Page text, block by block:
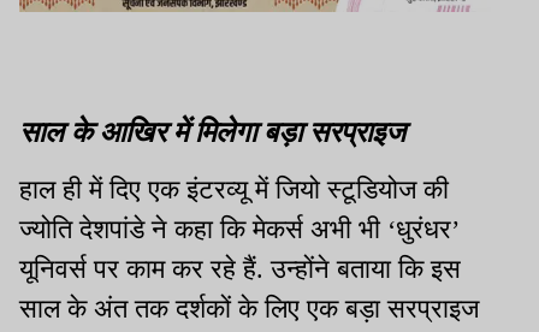
साल के आखिर में मिलेगा बड़ा सरप्राइज
हाल ही में दिए एक इंटरव्यू में जियो स्टूडियोज की
ज्योति देशपांडे ने कहा कि मेकर्स अभी भी ‘धुरंधर’
यूनिवर्स पर काम कर रहे हैं. उन्होंने बताया कि इस
साल के अंत तक दर्शकों के लिए एक बड़ा सरप्राइज